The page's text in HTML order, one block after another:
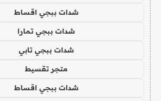
شدات ببجي اقساط
شدات ببجي تمارا
شدات ببجي تابي
متجر تقسيط
شدات ببجي اقساط